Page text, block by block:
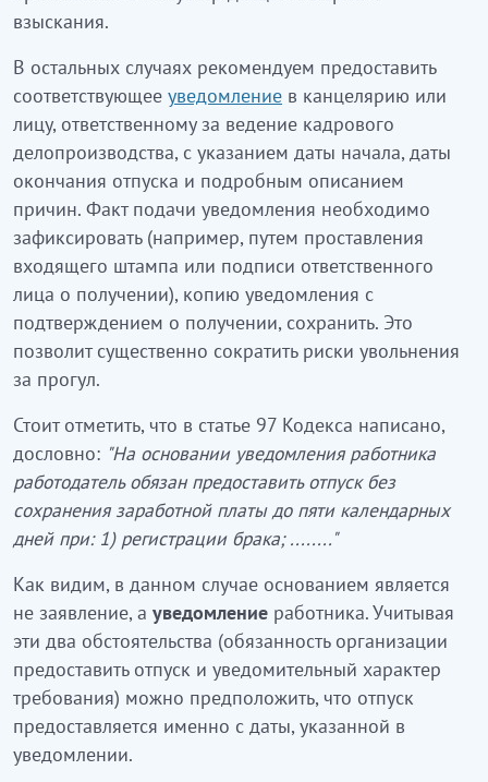
взыскания.
В остальных случаях рекомендуем предоставить
соответствующее уведомление в канцелярию или
лицу, ответственному за ведение кадрового
делопроизводства, с указанием даты начала, даты
окончания отпуска и подробным описанием
причин. Факт подачи уведомления необходимо
зафиксировать (например, путем проставления
входящего штампа или подписи ответственного
лица о получении), копию уведомления с
подтверждением о получении, сохранить. Это
позволит существенно сократить риски увольнения
за прогул.
Стоит отметить, что в статье 97 Кодекса написано,
дословно: "На основании уведомления работника
работодатель обязан предоставить отпуск без
сохранения заработной платы до пяти календарных
дней при: 1) регистрации брака; ........"
Как видим, в данном случае основанием является
не заявление, а уведомление работника. Учитывая
эти два обстоятельства (обязанность организации
предоставить отпуск и уведомительный характер
требования) можно предположить, что отпуск
предоставляется именно с даты, указанной в
уведомлении.